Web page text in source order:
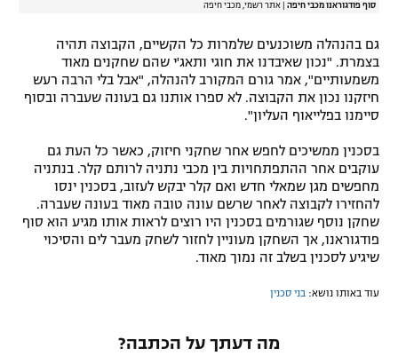
סוף פודגוראנו מכבי חיפה אתר רשמי, מכבי חיפה
גם בהנהלה משוכנעים שלמרות כל הקשיים, הקבוצה תהיה
בצמרת. "נכון שאיבדנו את חוגי ותאג'י שהם שחקנים מאוד
משמעותיים", אמר גורם המקורב להנהלה, "אבל בלי הרבה רעש
חיזקנו נכון את הקבוצה. לא ספרו אותנו גם בעונה שעברה ובסוף
סיימנו בפלייאוף העליון".
בסכנין ממשיכים לחפש אחר שחקני חיזוק, כאשר כל העת גם
עוקבים אחר ההתפתחויות בין מכבי נתניה לרותם קלר. בנתניה
מחפשים מגן שמאלי חדש ואם קלר יבקש לעזוב, בסכנין ינסו
להחזירו לקבוצה לאחר שרשם עונה טובה מאוד בעונה שעברה.
שחקן נוסף שגורמים בסכנין היו רוצים לראות אותו מגיע הוא סוף
פודגוראנו, אך השחקן מעוניין לחזור לשחק מעבר לים והסיכוי
שיגיע לסכנין בשלב זה נמוך מאוד.
עוד באותו נושא: בני סכנין
מה דעתך על הכתבה?